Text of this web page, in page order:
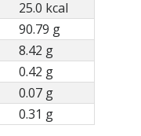
25.0 kcal
90.79 g
8.42 g
0.42 g
0.07 g
0.31 g